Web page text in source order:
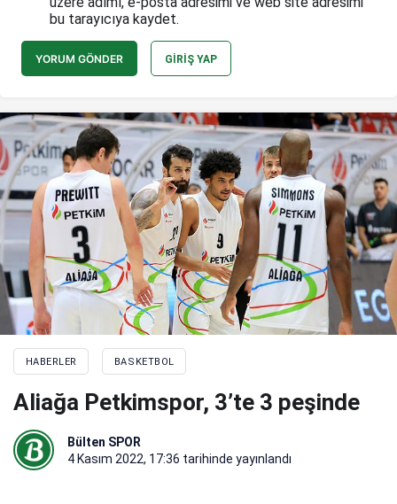
bu tarayıcıya kaydet.
YORUM GÖNDER GIRIŞ YAP
HABERLER BASKETBOL
Aliağa Petkimspor, 3’te 3 peşinde
Bülten SPOR
4 Kasım 2022, 17:36 tarihinde yayınlandı